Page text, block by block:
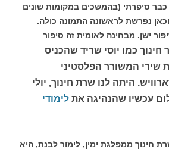
סיפרתי (בהמשכים במקומות שונים
נפרשת לראשונה התמונה כולה.
ישן. מבחינה לאומית זה סיפור
חינוך כמו יוסי שריד שהכניס
שירי המשורר הפלסטיני
היתה לנו שרת חינוך, יולי
עכשיו שהנהיגה את לימודי
חינוך ממפלגת ימין, לימור לבנת, היא